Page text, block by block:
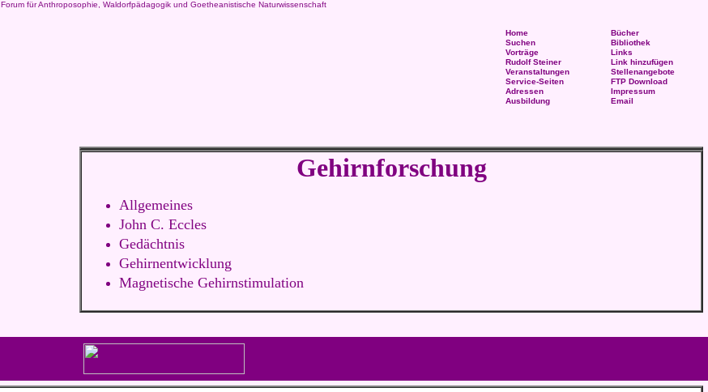
Forum für Anthroposophie, Waldorfpädagogik und Goetheanistische Naturwissenschaft
Home
Suchen
Vorträge
Rudolf Steiner
Veranstaltungen
Service-Seiten
Adressen
Ausbildung
Bücher
Bibliothek
Links
Link hinzufügen
Stellenangebote
FTP Download
Impressum
Email
Gehirnforschung
Allgemeines
John C. Eccles
Gedächtnis
Gehirnentwicklung
Magnetische Gehirnstimulation